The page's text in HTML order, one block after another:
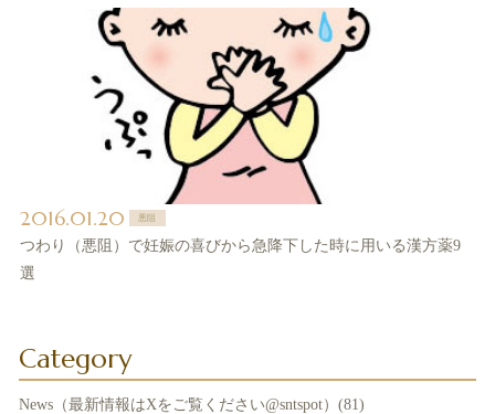
2016.01.20 悪阻
つわり（悪阻）で妊娠の喜びから急降下した時に用いる漢方薬9
選
Category
News（最新情報はXをご覧ください@sntspot）(81)